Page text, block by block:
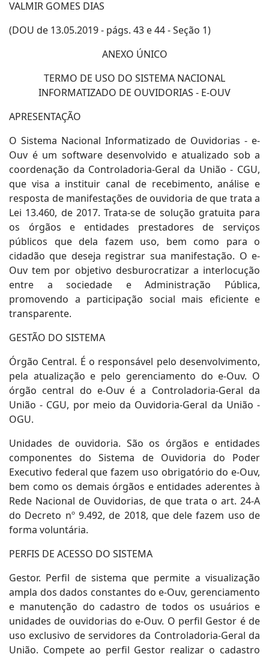
VALMIR GOMES DIAS
(DOU de 13.05.2019 - págs. 43 e 44 - Seção 1)
ANEXO ÚNICO
TERMO DE USO DO SISTEMA NACIONAL
INFORMATIZADO DE OUVIDORIAS - E-OUV
APRESENTAÇÃO
O Sistema Nacional Informatizado de Ouvidorias - e-
Ouv é um software desenvolvido e atualizado sob a
coordenação da Controladoria-Geral da União - CGU,
que visa a instituir canal de recebimento, análise e
resposta de manifestações de ouvidoria de que trata a
Lei 13.460, de 2017. Trata-se de solução gratuita para
os órgãos e entidades prestadores de serviços
públicos que dela fazem uso, bem como para o
cidadão que deseja registrar sua manifestação. O e-
Ouv tem por objetivo desburocratizar a interlocução
entre a sociedade e Administração Pública,
promovendo a participação social mais eficiente e
transparente.
GESTÃO DO SISTEMA
Órgão Central. É o responsável pelo desenvolvimento,
pela atualização e pelo gerenciamento do e-Ouv. O
órgão central do e-Ouv é a Controladoria-Geral da
União - CGU, por meio da Ouvidoria-Geral da União -
OGU.
Unidades de ouvidoria. São os órgãos e entidades
componentes do Sistema de Ouvidoria do Poder
Executivo federal que fazem uso obrigatório do e-Ouv,
bem como os demais órgãos e entidades aderentes à
Rede Nacional de Ouvidorias, de que trata o art. 24-A
do Decreto nº 9.492, de 2018, que dele fazem uso de
forma voluntária.
PERFIS DE ACESSO DO SISTEMA
Gestor. Perfil de sistema que permite a visualização
ampla dos dados constantes do e-Ouv, gerenciamento
e manutenção do cadastro de todos os usuários e
unidades de ouvidorias do e-Ouv. O perfil Gestor é de
uso exclusivo de servidores da Controladoria-Geral da
União. Compete ao perfil Gestor realizar o cadastro